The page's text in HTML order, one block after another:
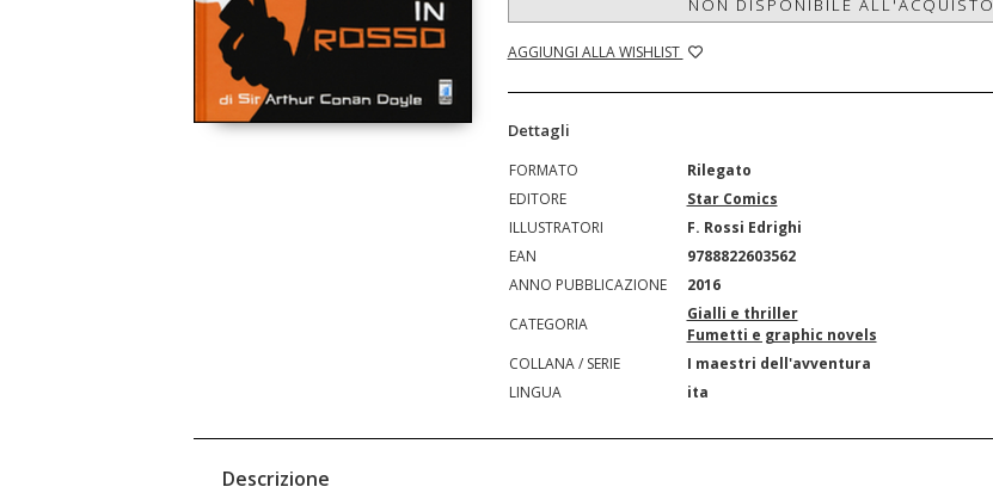
NON DISPONIBILE ALL'ACQUISTO
AGGIUNGI ALLA WISHLIST
Dettagli
FORMATO
Rilegato
EDITORE
Star Comics
ILLUSTRATORI
F. Rossi Edrighi
EAN
9788822603562
ANNO PUBBLICAZIONE
2016
CATEGORIA
Gialli e thriller
Fumetti e graphic novels
COLLANA / SERIE
I maestri dell'avventura
LINGUA
ita
Descrizione